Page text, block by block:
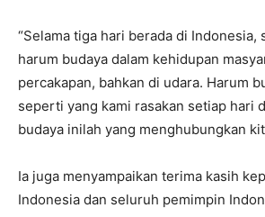
“Selama tiga hari berada di Indonesia,
harum budaya dalam kehidupan
percakapan, bahkan di udara. Harum
seperti yang kami rasakan setiap hari
budaya inilah yang menghubungkan
Ia juga menyampaikan terima kasih
Indonesia dan seluruh pemimpin